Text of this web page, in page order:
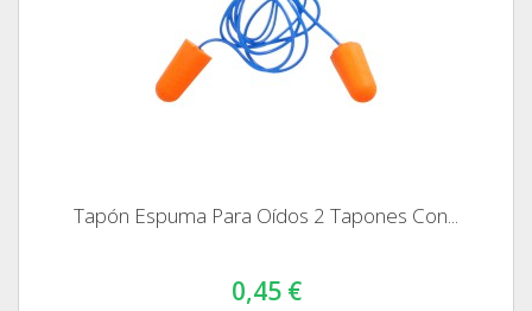
Tapón Espuma Para Oídos 2 Tapones Con...
0,45 €